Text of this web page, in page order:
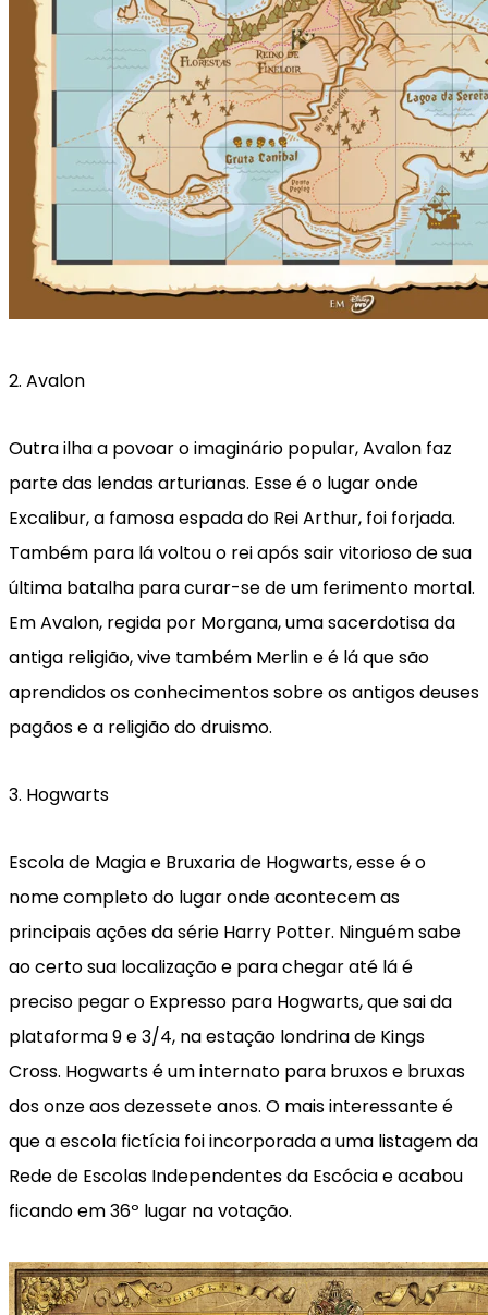
2. Avalon
Outra ilha a povoar o imaginário popular, Avalon faz
parte das lendas arturianas. Esse é o lugar onde
Excalibur, a famosa espada do Rei Arthur, foi forjada.
Também para lá voltou o rei após sair vitorioso de sua
última batalha para curar-se de um ferimento mortal.
Em Avalon, regida por Morgana, uma sacerdotisa da
antiga religião, vive também Merlin e é lá que são
aprendidos os conhecimentos sobre os antigos deuses
pagãos e a religião do druismo.
3. Hogwarts
Escola de Magia e Bruxaria de Hogwarts, esse é o
nome completo do lugar onde acontecem as
principais ações da série Harry Potter. Ninguém sabe
ao certo sua localização e para chegar até lá é
preciso pegar o Expresso para Hogwarts, que sai da
plataforma 9 e 3/4, na estação londrina de Kings
Cross. Hogwarts é um internato para bruxos e bruxas
dos onze aos dezessete anos. O mais interessante é
que a escola fictícia foi incorporada a uma listagem da
Rede de Escolas Independentes da Escócia e acabou
ficando em 36º lugar na votação.